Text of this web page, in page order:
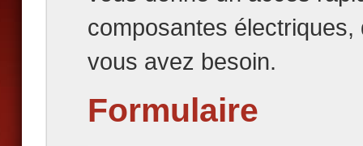
composantes électriques,
vous avez besoin.
Formulaire